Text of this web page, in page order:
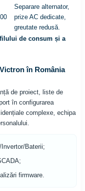
Separare alternator,
prize AC dedicate,
greutate redusă.
de consum și a
în România
de proiect, liste de
în configurarea
complexe, echipa
Baterii;
firmware.